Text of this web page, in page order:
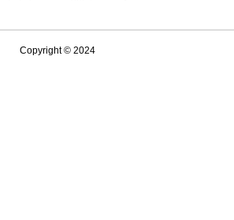
Copyright © 2024